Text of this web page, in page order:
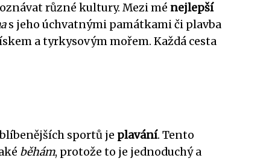
různé kultury. Mezi mé nejlepší
s jeho úchvatnými památkami či plavba
a tyrkysovým mořem. Každá cesta
sportů je plavání. Tento
běhám, protože to je jednoduchý a